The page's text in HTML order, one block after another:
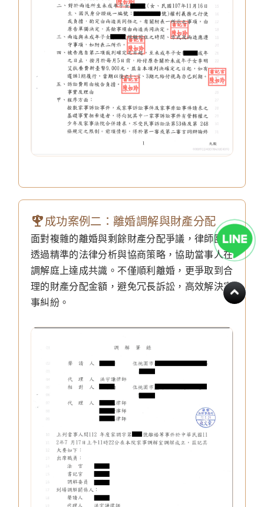
成功案例二：離婚調解與財產分配
面對複雜的離婚與剩餘財產分配爭議，律師團隊
透過精準的法律分析與協商策略，協助當事人在
調解庭上達成共識。不僅順利離婚，更爭取到合
理的財產分配金額，避免冗長訴訟，高效解決家
事糾紛。